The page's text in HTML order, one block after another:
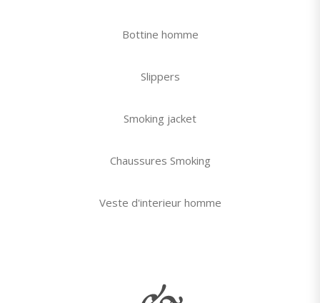
Bottine homme
Slippers
Smoking jacket
Chaussures Smoking
Veste d'interieur homme